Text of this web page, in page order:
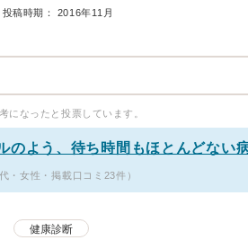
投稿時期： 2016年11月
になったと投票しています。
のよう、待ち時間もほとんどない
・女性・掲載口コミ23件）
健康診断